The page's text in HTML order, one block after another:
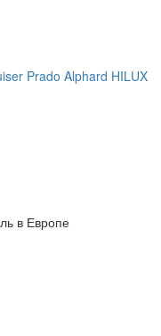
Prado Alphard HILUX
в Европе